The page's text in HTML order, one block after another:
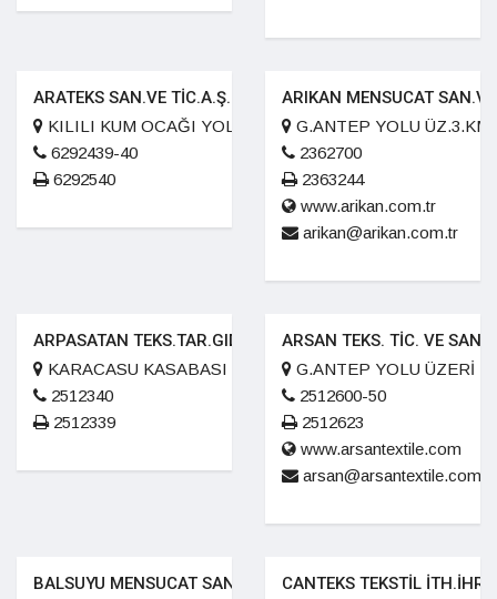
ARATEKS SAN.VE TİC.A.Ş.
KILILI KUM OCAĞI YOLU ÜZERİ P.K. 33
6292439-40
6292540
ARIKAN MENSUCAT
G.ANTEP YOLU
2362700
2363244
www.arikan.com.tr
arikan@arikan.com.tr
ARPASATAN TEKS.TAR.GIDA SAN.TİC.LTD.ŞTİ.
KARACASU KASABASI KIRIM MAH.ÜNV. CAD. NO:17
2512340
2512339
ARSAN TEKS. TİC. VE SAN.
G.ANTEP YOLU ÜZERİ
2512600-50
2512623
www.arsantextile.com
arsan@arsantextile.com
BALSUYU MENSUCAT SAN.VE TİC.A.ŞCANTEKS TEKSTİL